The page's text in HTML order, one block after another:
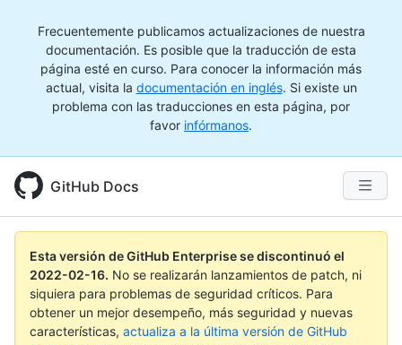
Frecuentemente publicamos actualizaciones de nuestra
documentación. Es posible que la traducción de esta
página esté en curso. Para conocer la información más
actual, visita la documentación en inglés. Si existe un
problema con las traducciones en esta página, por
favor infórmanos.
GitHub Docs
Esta versión de GitHub Enterprise se discontinuó el
2022-02-16. No se realizarán lanzamientos de patch, ni
siquiera para problemas de seguridad críticos. Para
obtener un mejor desempeño, más seguridad y nuevas
características, actualiza a la última versión de GitHub